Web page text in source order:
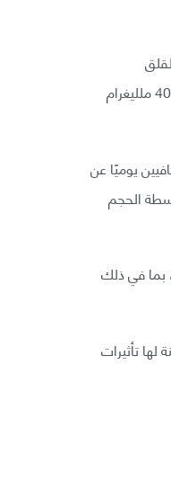
والعصبية. أفادت إدارة الغذاء والدواء (FDA) بأن الشخص البالغ العادي يمكنه عمومًا استهلاك ما يصل إلى 400 ملليغرام
الذين استهلكوا أكثر من 400 ملغ من الكافيين يوميًا عن
الحجم
بما في ذلك
تأثيرات